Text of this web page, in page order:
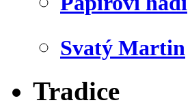
Svatý Martin
Tradice